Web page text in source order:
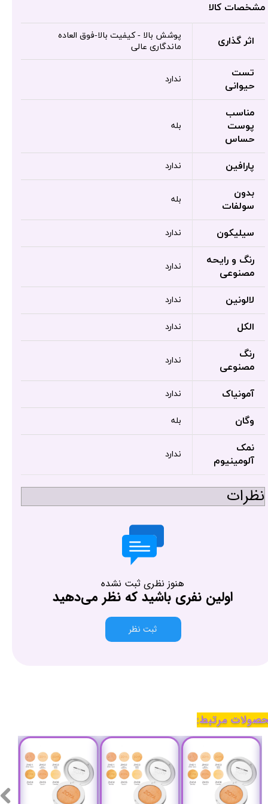
مشخصات کالا
اثر گذاری
پوشش بالا - کیفیت بالا-فوق العاده
ماندگاری عالی
تست
حیوانی
ندارد
مناسب
پوست
حساس
بله
پارافین ندارد
بدون
سولفات
بله
سیلیکون ندارد
رنگ و رایحه
مصنوعی
ندارد
لالونین ندارد
الکل ندارد
رنگ
مصنوعی
ندارد
آمونیاک ندارد
وگان بله
نمک
آلومینیوم
ندارد
نظرات
هنوز نظری ثبت نشده
اولین نفری باشید که نظر می‌دهید
ثبت نظر
مرتبط: